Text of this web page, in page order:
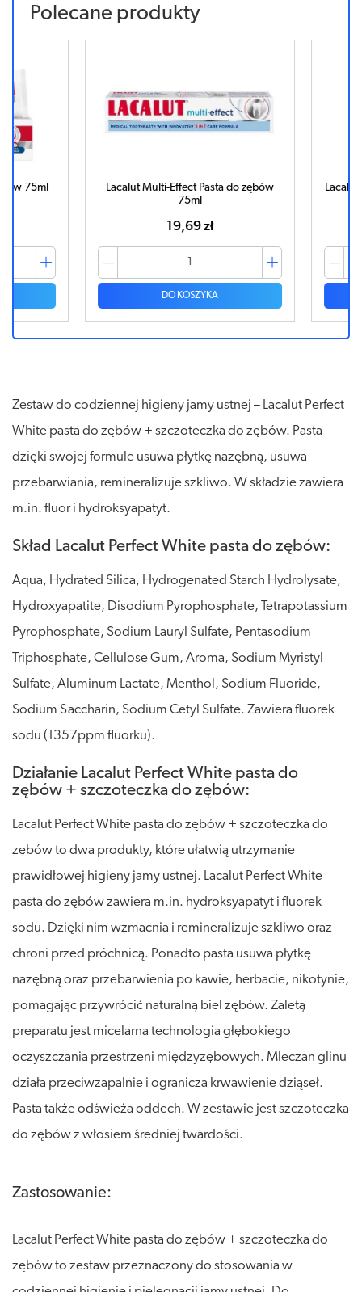
Polecane produkty
75ml
Lacalut Multi-Effect Pasta do zębów
75ml
19,69 zł
DO KOSZYKA
Lacalut
Zestaw do codziennej higieny jamy ustnej – Lacalut Perfect
White pasta do zębów + szczoteczka do zębów. Pasta
dzięki swojej formule usuwa płytkę nazębną, usuwa
przebarwiania, remineralizuje szkliwo. W składzie zawiera
m.in. fluor i hydroksyapatyt.
Skład Lacalut Perfect White pasta do zębów:
Aqua, Hydrated Silica, Hydrogenated Starch Hydrolysate,
Hydroxyapatite, Disodium Pyrophosphate, Tetrapotassium
Pyrophosphate, Sodium Lauryl Sulfate, Pentasodium
Triphosphate, Cellulose Gum, Aroma, Sodium Myristyl
Sulfate, Aluminum Lactate, Menthol, Sodium Fluoride,
Sodium Saccharin, Sodium Cetyl Sulfate. Zawiera fluorek
sodu (1357ppm fluorku).
Działanie Lacalut Perfect White pasta do
zębów + szczoteczka do zębów:
Lacalut Perfect White pasta do zębów + szczoteczka do
zębów to dwa produkty, które ułatwią utrzymanie
prawidłowej higieny jamy ustnej. Lacalut Perfect White
pasta do zębów zawiera m.in. hydroksyapatyt i fluorek
sodu. Dzięki nim wzmacnia i remineralizuje szkliwo oraz
chroni przed próchnicą. Ponadto pasta usuwa płytkę
nazębną oraz przebarwienia po kawie, herbacie, nikotynie,
pomagając przywrócić naturalną biel zębów. Zaletą
preparatu jest micelarna technologia głębokiego
oczyszczania przestrzeni międzyzębowych. Mleczan glinu
działa przeciwzapalnie i ogranicza krwawienie dziąseł.
Pasta także odświeża oddech. W zestawie jest szczoteczka
do zębów z włosiem średniej twardości.
Zastosowanie:
Lacalut Perfect White pasta do zębów + szczoteczka do
zębów to zestaw przeznaczony do stosowania w